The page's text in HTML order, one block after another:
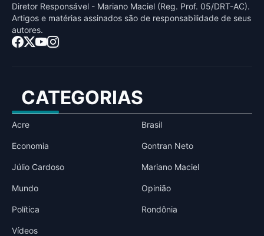
Diretor Responsável - Mariano Maciel (Reg. Prof. 05/DRT-AC).
Artigos e matérias assinados sāo de responsabilidade de seus
autores.
CATEGORIAS
Acre Brasil
Economia Gontran Neto
Júlio Cardoso Mariano Maciel
Mundo Opinião
Política Rondônia
Vídeos